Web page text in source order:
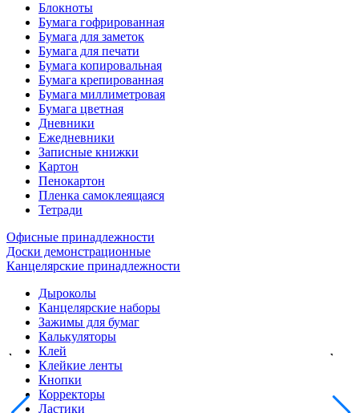
Блокноты
Бумага гофрированная
Бумага для заметок
Бумага для печати
Бумага копировальная
Бумага крепированная
Бумага миллиметровая
Бумага цветная
Дневники
Ежедневники
Записные книжки
Картон
Пенокартон
Пленка самоклеящаяся
Тетради
Офисные принадлежности
Доски демонстрационные
Канцелярские принадлежности
Дыроколы
Канцелярские наборы
Зажимы для бумаг
Калькуляторы
Клей
Клейкие ленты
Кнопки
Корректоры
Ластики